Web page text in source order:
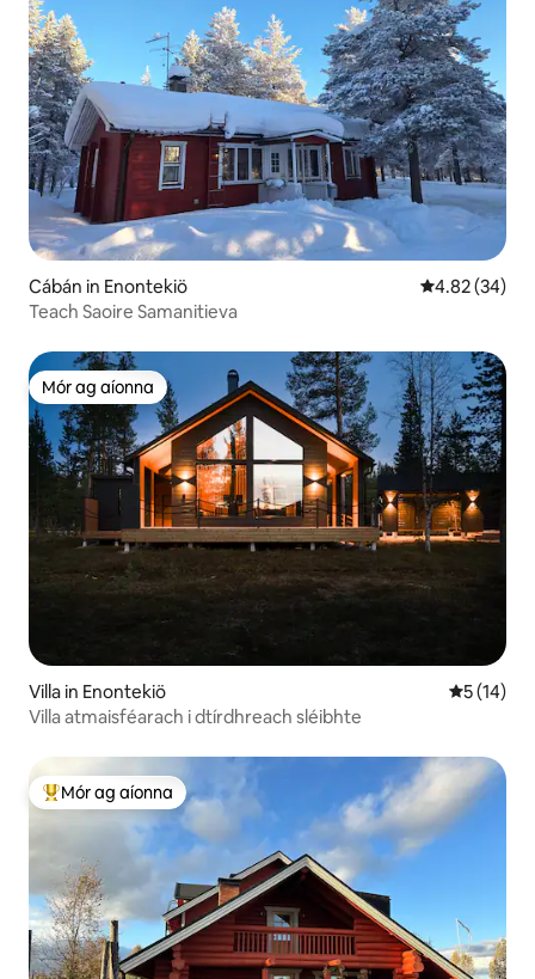
Cábán in Enontekiö Meánrátáil
4.82 (34)
Teach Saoire Samanitieva
Mór ag aíonna
Mór ag aíonna
Villa in Enontekiö
5 (14)
Villa atmaisféarach i dtírdhreach sléibhte
An-mhór ag aíonna
Mór ag aíonna